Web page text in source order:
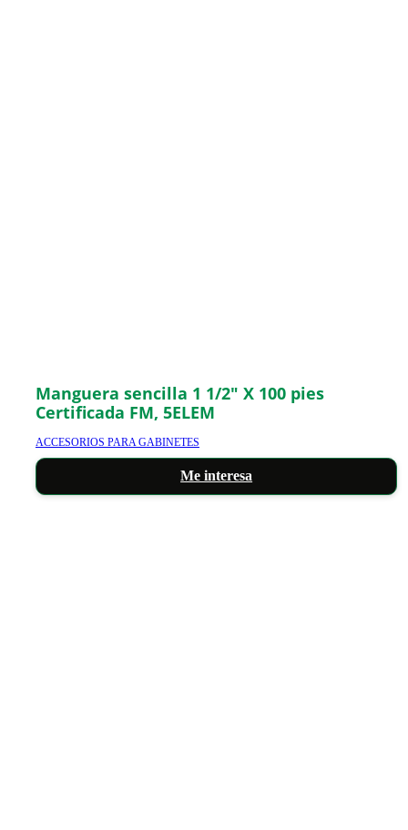
Manguera sencilla 1 1/2″ X 100 pies
Certificada FM, 5ELEM
ACCESORIOS PARA GABINETES
Me interesa